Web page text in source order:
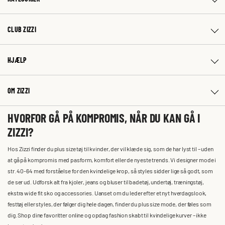
CLUB ZIZZI
HJÆLP
OM ZIZZI
HVORFOR GÅ PÅ KOMPROMIS, NÅR DU KAN GÅ I
ZIZZI?
Hos Zizzi finder du plus size tøj til kvinder, der vil klæde sig, som de har lyst til – uden
at gå på kompromis med pasform, komfort eller de nyeste trends. Vi designer mode i
str. 40-64 med forståelse for den kvindelige krop, så styles sidder lige så godt, som
de ser ud. Udforsk alt fra kjoler, jeans og bluser til badetøj, undertøj, træningstøj,
ekstra wide fit sko og accessories. Uanset om du leder efter et nyt hverdagslook,
festtøj eller styles, der følger dig hele dagen, finder du plus size mode, der føles som
dig. Shop dine favoritter online og opdag fashion skabt til kvindelige kurver – ikke